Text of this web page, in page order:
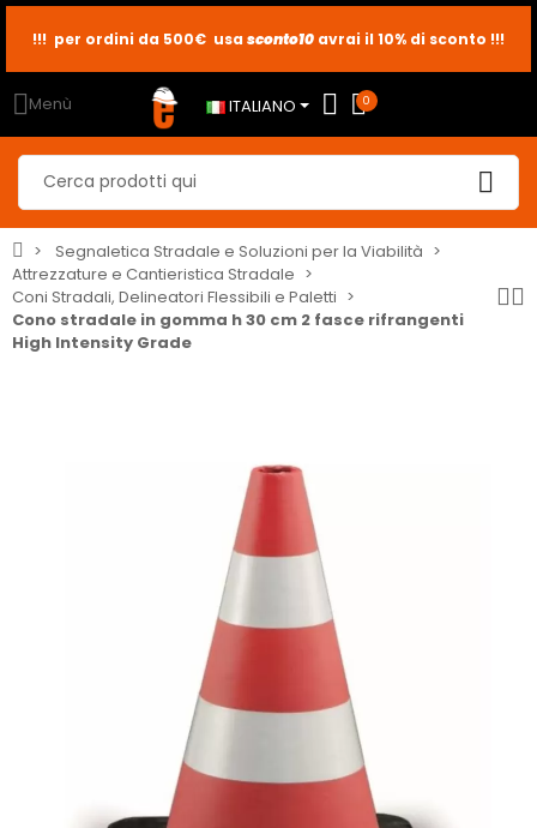
sconto2
sconto5
!!! per ordini da 500€ usa sconto10 avrai il 10% di sconto !!!
Menù ITALIANO 0
Segnaletica Stradale e Soluzioni per la Viabilità
Attrezzature e Cantieristica Stradale
Coni Stradali, Delineatori Flessibili e Paletti
Cono stradale in gomma h 30 cm 2 fasce rifrangenti
High Intensity Grade